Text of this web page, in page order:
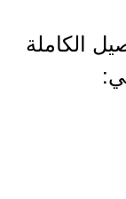
الكاملة